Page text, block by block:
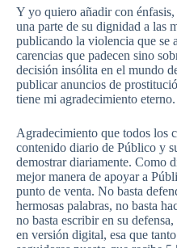
Y yo quiero añadir con
una parte de su dignidad a las
publicando la violencia que se
carencias que padecen sino
decisión insólita en el mundo
publicar anuncios de
tiene mi agradecimiento eterno.
Agradecimiento que todos los
contenido diario de Público y
demostrar diariamente. Como
mejor manera de apoyar a
punto de venta. No basta
hermosas palabras, no basta
no basta escribir en su
en versión digital, esa que